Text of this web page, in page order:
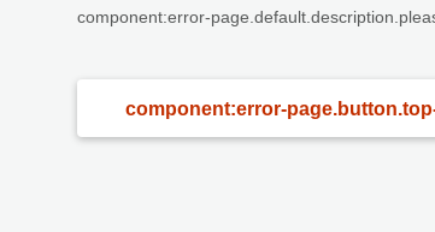
component:error-
component:error-